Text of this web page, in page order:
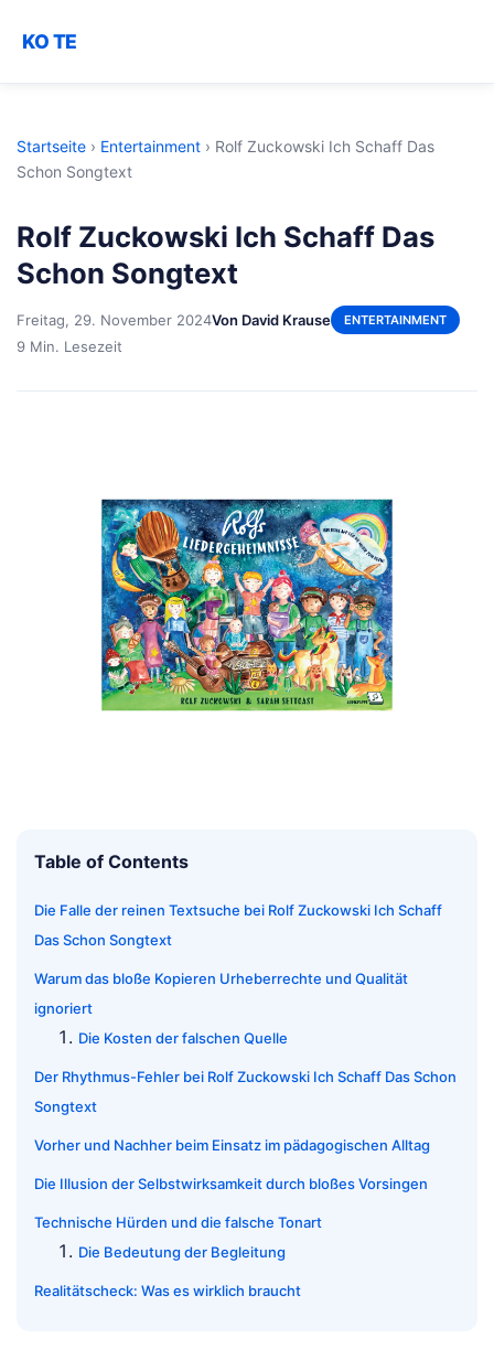
KO TE
Startseite › Entertainment › Rolf Zuckowski Ich Schaff Das
Schon Songtext
Rolf Zuckowski Ich Schaff Das
Schon Songtext
Freitag, 29. November 2024Von David Krause ENTERTAINMENT
9 Min. Lesezeit
Table of Contents
Die Falle der reinen Textsuche bei Rolf Zuckowski Ich Schaff
Das Schon Songtext
Warum das bloße Kopieren Urheberrechte und Qualität
ignoriert
Die Kosten der falschen Quelle
Der Rhythmus-Fehler bei Rolf Zuckowski Ich Schaff Das Schon
Songtext
Vorher und Nachher beim Einsatz im pädagogischen Alltag
Die Illusion der Selbstwirksamkeit durch bloßes Vorsingen
Technische Hürden und die falsche Tonart
Die Bedeutung der Begleitung
Realitätscheck: Was es wirklich braucht